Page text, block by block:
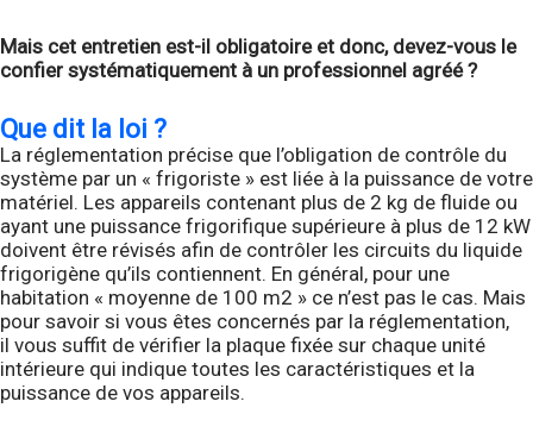
Mais cet entretien est-il obligatoire et donc, devez-vous le
confier systématiquement à un professionnel agréé ?
Que dit la loi ?
La réglementation précise que l’obligation de contrôle du
système par un « frigoriste » est liée à la puissance de votre
matériel. Les appareils contenant plus de 2 kg de fluide ou
ayant une puissance frigorifique supérieure à plus de 12 kW
doivent être révisés afin de contrôler les circuits du liquide
frigorigène qu’ils contiennent. En général, pour une
habitation « moyenne de 100 m2 » ce n’est pas le cas. Mais
pour savoir si vous êtes concernés par la réglementation,
il vous suffit de vérifier la plaque fixée sur chaque unité
intérieure qui indique toutes les caractéristiques et la
puissance de vos appareils.